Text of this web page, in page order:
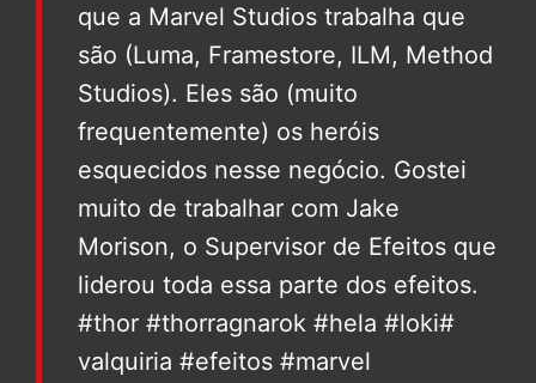
que a Marvel Studios trabalha que
são (Luma, Framestore, ILM, Method
Studios). Eles são (muito
frequentemente) os heróis
esquecidos nesse negócio. Gostei
muito de trabalhar com Jake
Morison, o Supervisor de Efeitos que
liderou toda essa parte dos efeitos.
#thor #thorragnarok #hela #loki#
valquiria #efeitos #marvel